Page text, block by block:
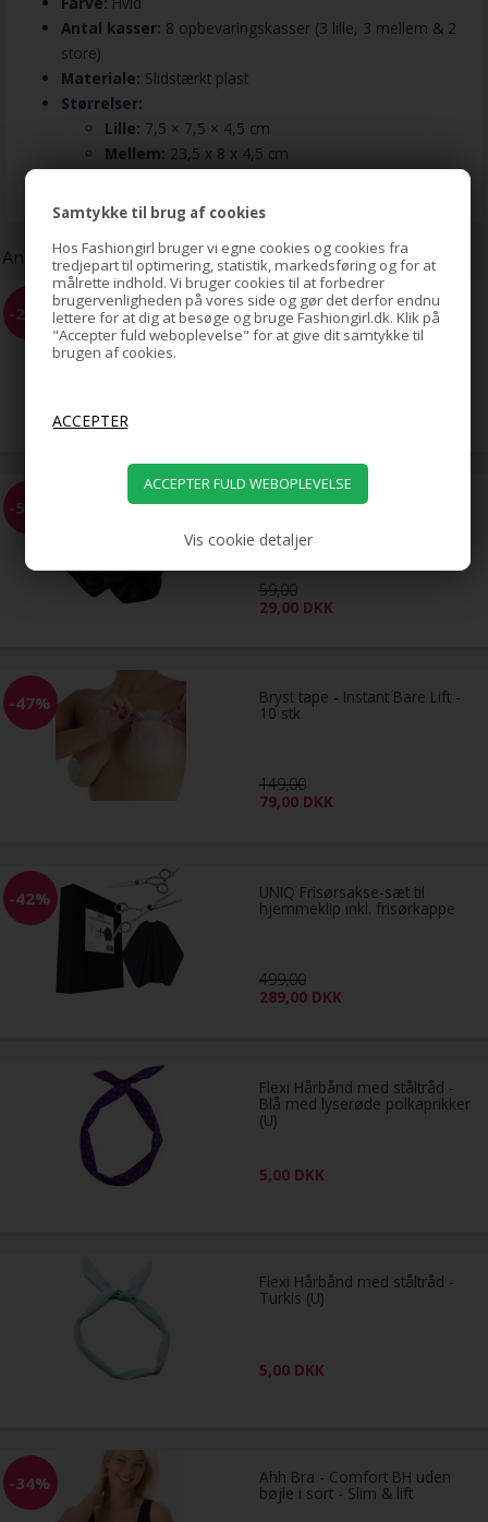
Samtykke til brug af cookies
Hos Fashiongirl bruger vi egne cookies og cookies fra
tredjepart til optimering, statistik, markedsføring og for at
målrette indhold. Vi bruger cookies til at forbedrer
brugervenligheden på vores side og gør det derfor endnu
lettere for at dig at besøge og bruge Fashiongirl.dk. Klik på
"Accepter fuld weboplevelse" for at give dit samtykke til
brugen af cookies.
Vis cookie detaljer
Antal kasser: 8 opbevaringskasser (3 lille, 3 mellem & 2
store)
Materiale: Slidstærkt plast
Størrelser:
Lille: 7,5 × 7,5 × 4,5 cm
Mellem: 23,5 x 8 x 4,5 cm
Andre kunder har også købt:
-20% Topsy tail + Magic bun + Kam
Sort - Value Pack
-51% Scrunchie Hårelastik - Metallic
59,00
29,00 DKK
-47% Bryst tape - Instant Bare Lift -
10 stk
149,00
79,00 DKK
-42% UNIQ Frisørsakse-sæt til
hjemmeklip inkl. frisørkappe
499,00
289,00 DKK
Flexi Hårbånd med ståltråd -
Blå med lyserøde polkaprikker
(U)
5,00 DKK
Flexi Hårbånd med ståltråd -
Turkis (U)
5,00 DKK
-34% Ahh Bra - Comfort BH uden
bøjle i sort - Slim & lift